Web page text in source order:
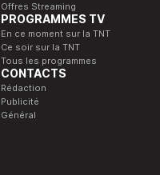
Offres Streaming
PROGRAMMES TV
En ce moment sur la TNT
Ce soir sur la TNT
Tous les programmes
CONTACTS
Rédaction
Publicité
Général